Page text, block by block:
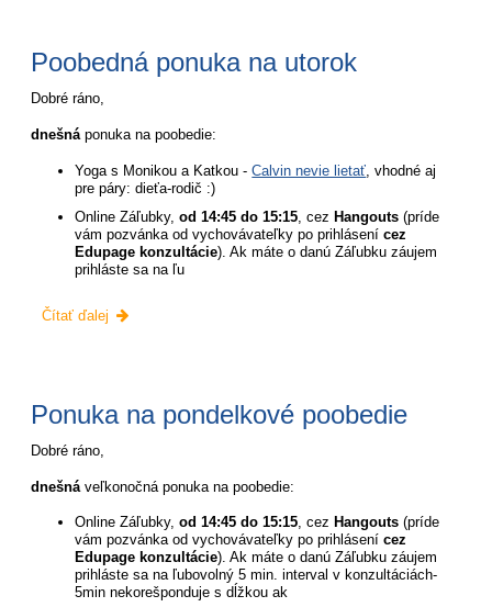
Poobedná ponuka na utorok
Dobré ráno,
dnešnáponuka na poobedie:
Yoga s Monikou a Katkou -Calvin nevie lietať , vhodné aj
pre páry: dieťa-rodič :)
Online Záľubky,od 14:45 do 15:15 , cezHangouts(príde
vám pozvánka od vychovávateľky po prihlásenícez
Edupage konzultácie). Ak máte o danú Záľubku záujem
prihláste sa na ľu
Poobedná
Čítať ďalej
Ponuka na pondelkové poobedie
Dobré ráno,
dnešnáveľkonočná ponuka na poobedie:
Online Záľubky,od 14:45 do 15:15, cez Hangouts(príde
vám pozvánka od vychovávateľky po prihlásenícez
Edupage konzultácie). Ak máte o danú Záľubku záujem
prihláste sa na ľubovolný 5 min. interval v konzultáciách-
5min nekorešponduje s dĺžkou ak